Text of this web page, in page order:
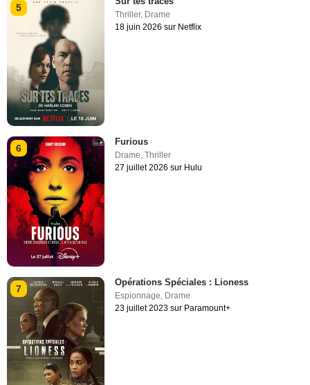
5
Thriller, Drame
18 juin 2026 sur Netflix
6
Furious
Drame,Thriller
27 juillet 2026 sur Hulu
7
Opérations Spéciales : Lioness
Espionnage, Drame
23 juillet 2023 sur Paramount+